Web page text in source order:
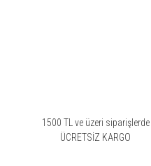
1500 TL ve üzeri siparişlerde
ÜCRETSİZ KARGO